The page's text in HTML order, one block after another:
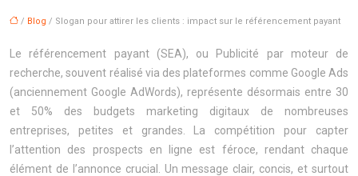
/ Blog / Slogan pour attirer les clients : impact sur le référencement payant
Le référencement payant (SEA), ou Publicité par moteur de
recherche, souvent réalisé via des plateformes comme Google Ads
(anciennement Google AdWords), représente désormais entre 30
et 50% des budgets marketing digitaux de nombreuses
entreprises, petites et grandes. La compétition pour capter
l’attention des prospects en ligne est féroce, rendant chaque
élément de l’annonce crucial. Un message clair, concis, et surtout